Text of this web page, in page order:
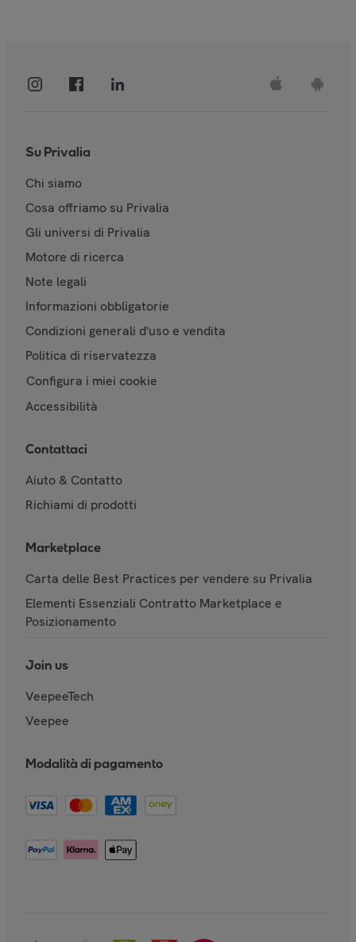
Su Privalia
Chi siamo
Cosa offriamo su Privalia
Gli universi di Privalia
Motore di ricerca
Note legali
Informazioni obbligatorie
Condizioni generali d'uso e vendita
Politica di riservatezza
Configura i miei cookie
Accessibilità
Contattaci
Aiuto & Contatto
Richiami di prodotti
Marketplace
Carta delle Best Practices per vendere su Privalia
Elementi Essenziali Contratto Marketplace e
Posizionamento
Join us
VeepeeTech
Veepee
Modalità di pagamento